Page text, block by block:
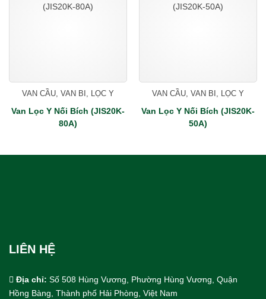
VAN CẦU, VAN BI, LỌC Y
Van Lọc Y Nối Bích (JIS20K-
80A)
VAN CẦU, VAN BI, LỌC Y
Van Lọc Y Nối Bích (JIS20K-
50A)
LIÊN HỆ
Địa chỉ: Số 508 Hùng Vương, Phường Hùng Vương, Quận
Hồng Bàng, Thành phố Hải Phòng, Việt Nam